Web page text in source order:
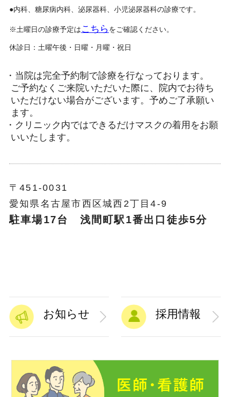
●内科、糖尿病内科、泌尿器科、小児泌尿器科の診療です。
※土曜日の診療予定はこちらをご確認ください。
休診日：土曜午後・日曜・月曜・祝日
・当院は完全予約制で診療を行なっております。
ご予約なくご来院いただいた際に、院内でお待ち
いただけない場合がございます。予めご了承願い
ます。
・クリニック内ではできるだけマスクの着用をお願
いいたします。
〒451-0031
愛知県名古屋市西区城西2丁目4-9
駐車場17台 浅間町駅1番出口徒歩5分
お知らせ 採用情報